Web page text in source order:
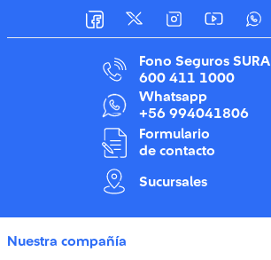
Fono Seguros SURA
600 411 1000
Whatsapp
+56 994041806
Formulario
de contacto
Sucursales
Nuestra compañía